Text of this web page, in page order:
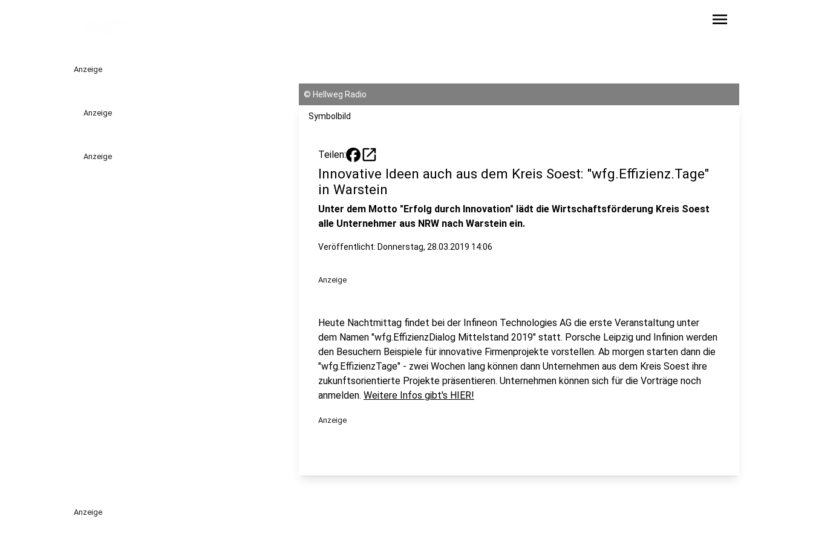
menu
Anzeige
Anzeige
Anzeige
© Hellweg Radio
Symbolbild
Teilen: open_in_new
Innovative Ideen auch aus dem Kreis Soest: "wfg.Effizienz.Tage"
in Warstein
Unter dem Motto "Erfolg durch Innovation" lädt die Wirtschaftsförderung Kreis Soest
alle Unternehmer aus NRW nach Warstein ein.
Veröffentlicht: Donnerstag, 28.03.2019 14:06
Anzeige
Heute Nachtmittag findet bei der Infineon Technologies AG die erste Veranstaltung unter
dem Namen "wfg.EffizienzDialog Mittelstand 2019" statt. Porsche Leipzig und Infinion werden
den Besuchern Beispiele für innovative Firmenprojekte vorstellen. Ab morgen starten dann die
"wfg.EffizienzTage" - zwei Wochen lang können dann Unternehmen aus dem Kreis Soest ihre
zukunftsorientierte Projekte präsentieren. Unternehmen können sich für die Vorträge noch
anmelden. Weitere Infos gibt's HIER!
Anzeige
Anzeige